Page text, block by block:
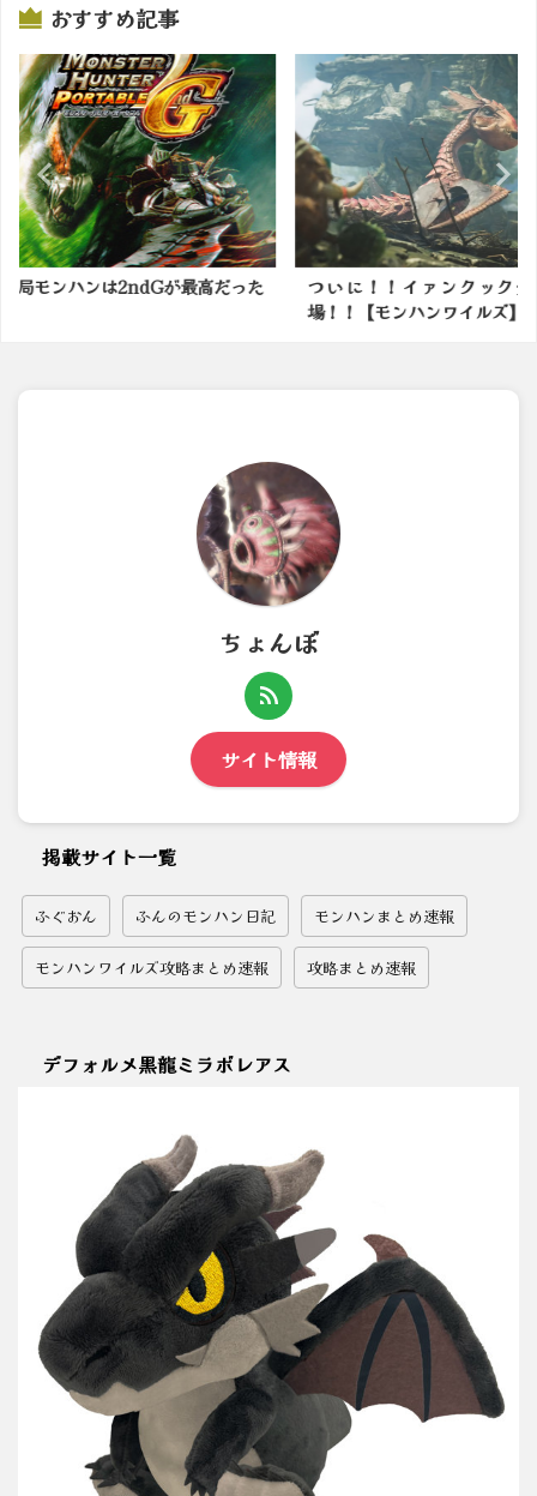
おすすめ記事
最高だった
ついに！！イァンクック先生登
場！！【モンハンワイルズ】
【サンブ
火力があが
ちょんぼ
サイト情報
掲載サイト一覧
ふぐおん ふんのモンハン日記 モンハンまとめ速報
モンハンワイルズ攻略まとめ速報 攻略まとめ速報
デフォルメ黒龍ミラボレアス